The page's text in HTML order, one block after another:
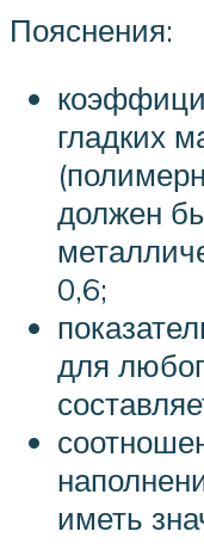
Пояснения:
гладких
должен
0,6;
для
иметь